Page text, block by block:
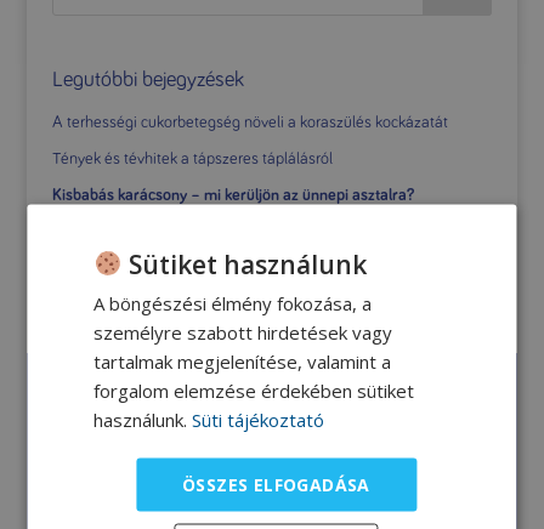
Legutóbbi bejegyzések
A terhességi cukorbetegség növeli a koraszülés kockázatát
Tények és tévhitek a tápszeres táplálásról
Kisbabás karácsony – mi kerüljön az ünnepi asztalra?
A szoptatós édesanyák étrendje
Archívum
2023. június
2022. december
Sütiket használunk
A böngészési élmény fokozása, a
személyre szabott hirdetések vagy
tartalmak megjelenítése, valamint a
forgalom elemzése érdekében sütiket
használunk. Süti tájékoztató
ÖSSZES ELFOGADÁSA